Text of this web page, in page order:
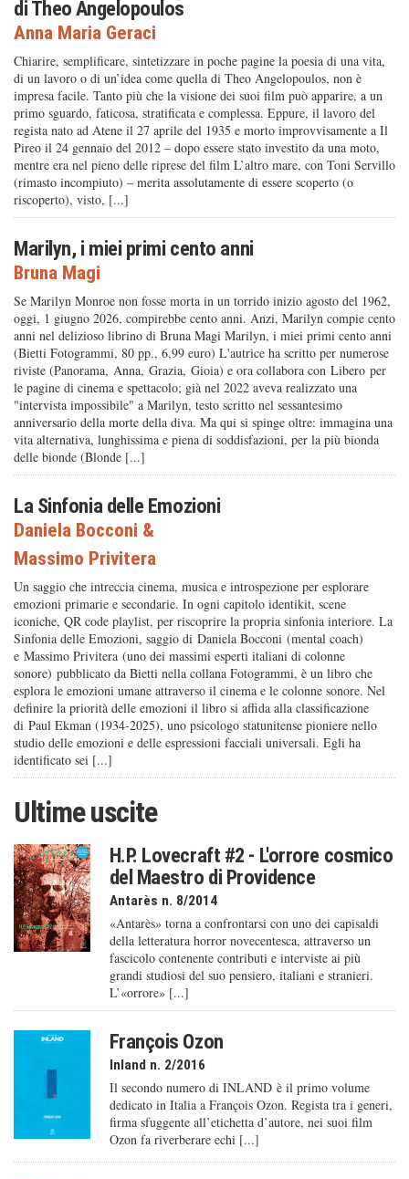
di Theo Angelopoulos
Anna Maria Geraci
Chiarire, semplificare, sintetizzare in poche pagine la poesia di una vita,
di un lavoro o di un’idea come quella di Theo Angelopoulos, non è
impresa facile. Tanto più che la visione dei suoi film può apparire, a un
primo sguardo, faticosa, stratificata e complessa. Eppure, il lavoro del
regista nato ad Atene il 27 aprile del 1935 e morto improvvisamente a Il
Pireo il 24 gennaio del 2012 – dopo essere stato investito da una moto,
mentre era nel pieno delle riprese del film L’altro mare, con Toni Servillo
(rimasto incompiuto) – merita assolutamente di essere scoperto (o
riscoperto), visto, [...]
Marilyn, i miei primi cento anni
Bruna Magi
Se Marilyn Monroe non fosse morta in un torrido inizio agosto del 1962,
oggi, 1 giugno 2026, compirebbe cento anni. Anzi, Marilyn compie cento
anni nel delizioso librino di Bruna Magi Marilyn, i miei primi cento anni
(Bietti Fotogrammi, 80 pp., 6,99 euro) L'autrice ha scritto per numerose
riviste (Panorama, Anna, Grazia, Gioia) e ora collabora con Libero per
le pagine di cinema e spettacolo; già nel 2022 aveva realizzato una
"intervista impossibile" a Marilyn, testo scritto nel sessantesimo
anniversario della morte della diva. Ma qui si spinge oltre: immagina una
vita alternativa, lunghissima e piena di soddisfazioni, per la più bionda
delle bionde (Blonde [...]
La Sinfonia delle Emozioni
Daniela Bocconi &
Massimo Privitera
Un saggio che intreccia cinema, musica e introspezione per esplorare
emozioni primarie e secondarie. In ogni capitolo identikit, scene
iconiche, QR code playlist, per riscoprire la propria sinfonia interiore. La
Sinfonia delle Emozioni, saggio di Daniela Bocconi (mental coach)
e Massimo Privitera (uno dei massimi esperti italiani di colonne
sonore) pubblicato da Bietti nella collana Fotogrammi, è un libro che
esplora le emozioni umane attraverso il cinema e le colonne sonore. Nel
definire la priorità delle emozioni il libro si affida alla classificazione
di Paul Ekman (1934-2025), uno psicologo statunitense pioniere nello
studio delle emozioni e delle espressioni facciali universali. Egli ha
identificato sei [...]
Ultime uscite
H.P. Lovecraft #2 - L'orrore cosmico
del Maestro di Providence
Antarès n. 8/2014
«Antarès» torna a confrontarsi con uno dei capisaldi
della letteratura horror novecentesca, attraverso un
fascicolo contenente contributi e interviste ai più
grandi studiosi del suo pensiero, italiani e stranieri.
L’«orrore» [...]
François Ozon
Inland n. 2/2016
Il secondo numero di INLAND è il primo volume
dedicato in Italia a François Ozon. Regista tra i generi,
firma sfuggente all’etichetta d’autore, nei suoi film
Ozon fa riverberare echi [...]